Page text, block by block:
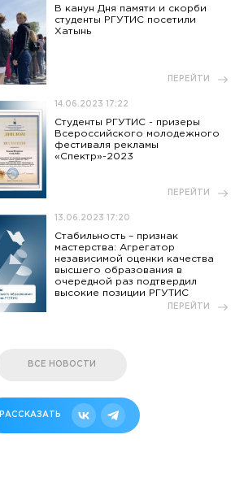
В канун Дня памяти и скорби
студенты РГУТИС посетили
Хатынь
ПЕРЕЙТИ
14.06.2023 17:22
Студенты РГУТИС - призеры
Всероссийского молодежного
фестиваля рекламы
«Спектр»-2023
ПЕРЕЙТИ
13.06.2023 17:20
Стабильность – признак
мастерства: Агрегатор
независимой оценки качества
высшего образования в
очередной раз подтвердил
высокие позиции РГУТИС
ПЕРЕЙТИ
ВСЕ НОВОСТИ
РАССКАЗАТЬ